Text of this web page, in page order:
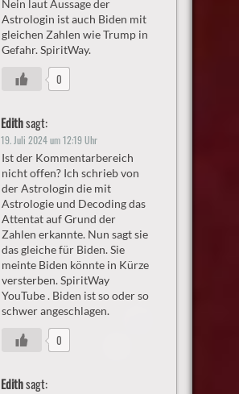
Nein laut Aussage der
Astrologin ist auch Biden mit
gleichen Zahlen wie Trump in
Gefahr. SpiritWay.
0
Edithsagt:
19. Juli 2024 um 12:19 Uhr
Ist der Kommentarbereich
nicht offen? Ich schrieb von
der Astrologin die mit
Astrologie und Decoding das
Attentat auf Grund der
Zahlen erkannte. Nun sagt sie
das gleiche für Biden. Sie
meinte Biden könnte in Kürze
versterben. SpiritWay
YouTube . Biden ist so oder so
schwer angeschlagen.
0
Edithsagt: